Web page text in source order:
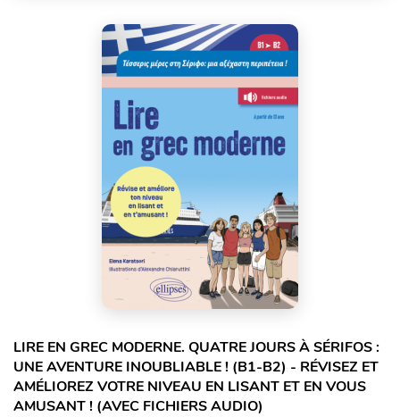
LIRE EN GREC MODERNE. QUATRE JOURS À SÉRIFOS :
UNE AVENTURE INOUBLIABLE ! (B1-B2) - RÉVISEZ ET
AMÉLIOREZ VOTRE NIVEAU EN LISANT ET EN VOUS
AMUSANT ! (AVEC FICHIERS AUDIO)